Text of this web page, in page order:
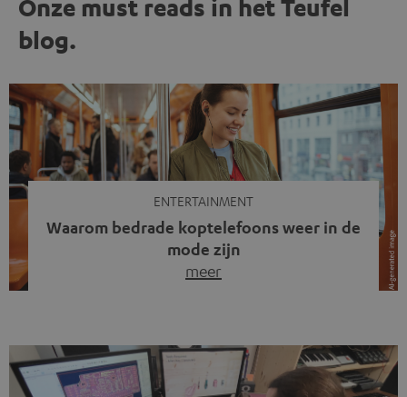
Onze must reads in het Teufel
blog.
ENTERTAINMENT
Waarom bedrade koptelefoons weer in de
mode zijn
meer
tegenwoordig iets opvallends. Op straat, in de trein en
zelfs tijdens videogesprekken dragen steeds meer